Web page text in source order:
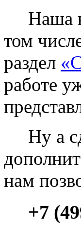
Наша
том
раздел
работе
Ну а
нам
+7